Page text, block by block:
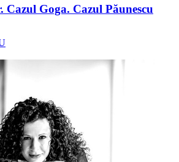
Cazul Goga. Cazul Păunescu